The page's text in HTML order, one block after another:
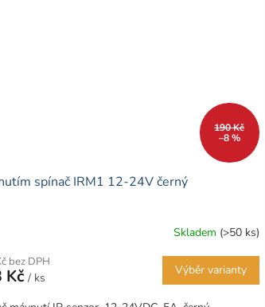
190 Kč
–8 %
spínač IRM1 12-24V černý
Skladem (>50 ks)
bez DPH
Kč/ ks
Výběr varianty